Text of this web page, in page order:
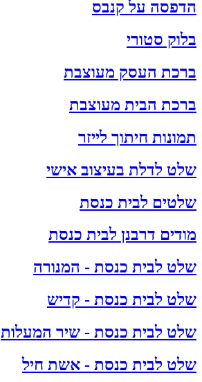
הדפסה על קנבס
בלוק סטורי
ברכת העסק מעוצבת
ברכת הבית מעוצבת
תמונות חיתוך לייזר
שלט לדלת בעיצוב אישי
שלטים לבית כנסת
מודים דרבנן לבית כנסת
שלט לבית כנסת - המנורה
שלט לבית כנסת - קדיש
שלט לבית כנסת - שיר המעלות
שלט לבית כנסת - אשת חיל